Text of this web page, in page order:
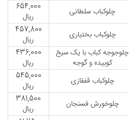
چلوکباب سلطانی
654,000
ریال
چلوکباب بختیاری
457,800
ریال
چلوجوجه کباب با یک سیخ
کوبیده و گوجه
436,000
ریال
چلوکباب قفقازی
545,000
ریال
چلوخورش فسنجان
381,500
ریال